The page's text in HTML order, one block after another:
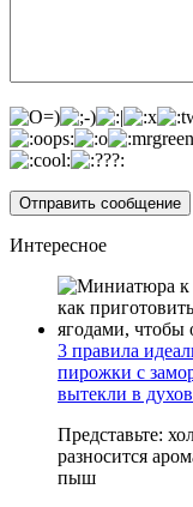
Интересное
3 правила
пирожки с
вытекли в
Представьте:
разносится
пыш